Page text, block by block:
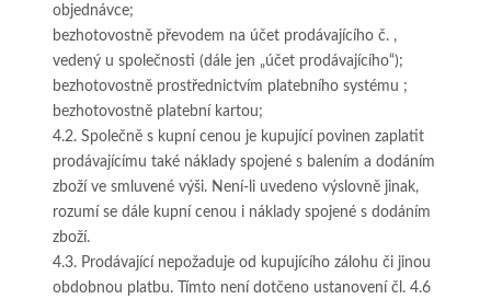
objednávce;
bezhotovostně převodem na účet prodávajícího č. ,
vedený u společnosti (dále jen „účet prodávajícího“);
bezhotovostně prostřednictvím platebního systému ;
bezhotovostně platební kartou;
4.2. Společně s kupní cenou je kupující povinen zaplatit
prodávajícímu také náklady spojené s balením a dodáním
zboží ve smluvené výši. Není-li uvedeno výslovně jinak,
rozumí se dále kupní cenou i náklady spojené s dodáním
zboží.
4.3. Prodávající nepožaduje od kupujícího zálohu či jinou
obdobnou platbu. Tímto není dotčeno ustanovení čl. 4.6